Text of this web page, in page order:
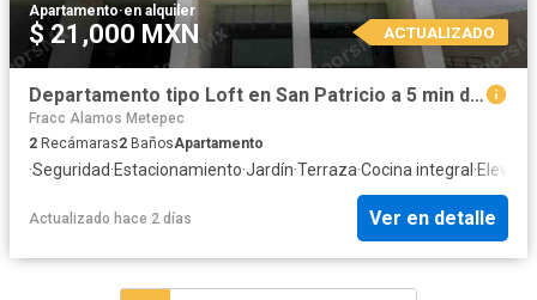
Apartamento·en alquiler
$ 21,000 MXN ACTUALIZADO
Departamento tipo Loft en San Patricio a 5 min del tren interurbano
Fracc Alamos Metepec
2 Recámaras2 BañosApartamento
·Seguridad·Estacionamiento·Jardín·Terraza·Cocina integral ·
Actualizado hace 2 días Ver en detalle